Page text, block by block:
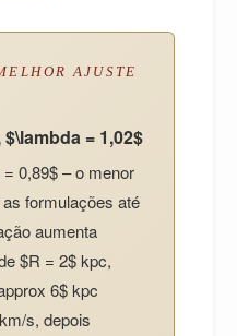
AJUSTE
= 1,02$
0,89$ – o menor
formulações até
aumenta
$R = 2$ kpc,
6$ kpc
s, depois